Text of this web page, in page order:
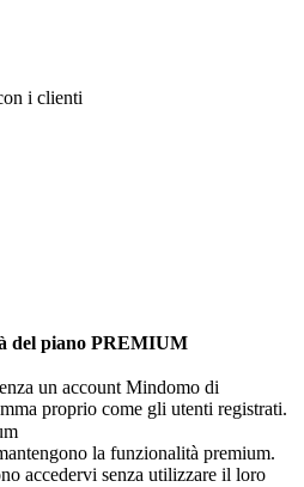
i clienti
del piano PREMIUM
un account Mindomo di
proprio come gli utenti registrati.
la funzionalità premium.
accedervi senza utilizzare il loro